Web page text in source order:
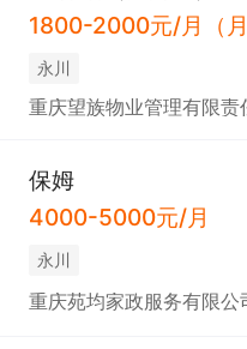
1800-2000元/月（月
永川
重庆望族物业管理有限责
保姆
4000-5000元/月
永川
重庆苑均家政服务有限公